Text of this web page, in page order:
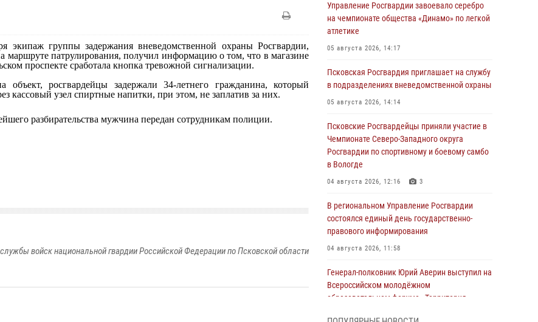
экипаж группы задержания вневедомственной охраны Росгвардии,
маршруте патрулирования, получил информацию о том, что в магазине
проспекте сработала кнопка тревожной сигнализации.
объект, росгвардейцы задержали 34-летнего гражданина, который
кассовый узел спиртные напитки, при этом, не заплатив за них.
разбирательства мужчина передан сотрудникам полиции.
войск национальной гвардии Российской Федерации по Псковской области
Управление Росгвардии завоевало серебро
на чемпионате общества «Динамо» по легкой
атлетике
05 августа 2026, 14:17
Псковская Росгвардия приглашает на службу
в подразделениях вневедомственной охраны
05 августа 2026, 14:14
Псковские Росгвардейцы приняли участие в
Чемпионате Северо-Западного округа
Росгвардии по спортивному и боевому самбо
в Вологде
04 августа 2026, 12:16 3
В региональном Управление Росгвардии
состоялся единый день государственно-
правового информирования
04 августа 2026, 11:58
Генерал-полковник Юрий Аверин выступил на
Всероссийском молодёжном
образовательном форуме «Территория